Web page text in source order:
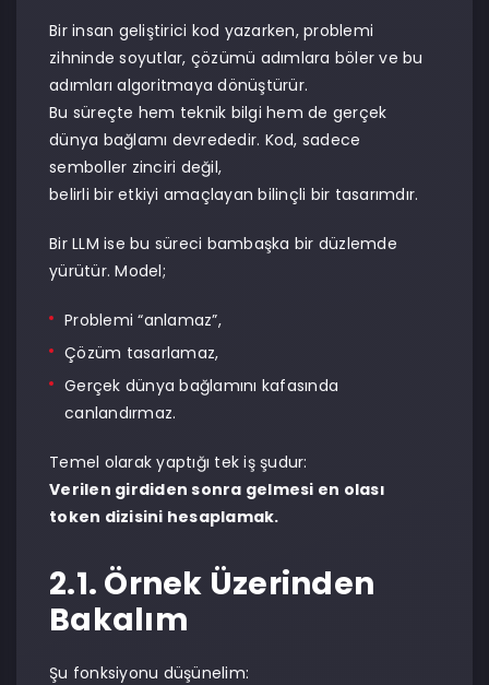
Bir insan geliştirici kod yazarken, problemi
zihninde soyutlar, çözümü adımlara böler ve bu
adımları algoritmaya dönüştürür.
Bu süreçte hem teknik bilgi hem de gerçek
dünya bağlamı devrededir. Kod, sadece
semboller zinciri değil,
belirli bir etkiyi amaçlayan bilinçli bir tasarımdır.
Bir LLM ise bu süreci bambaşka bir düzlemde
yürütür. Model;
Problemi “anlamaz”,
Çözüm tasarlamaz,
Gerçek dünya bağlamını kafasında
canlandırmaz.
Temel olarak yaptığı tek iş şudur:
Verilen girdiden sonra gelmesi en olası
token dizisini hesaplamak.
2.1. Örnek Üzerinden
Bakalım
Şu fonksiyonu düşünelim: